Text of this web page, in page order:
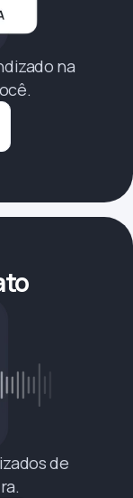
na
de